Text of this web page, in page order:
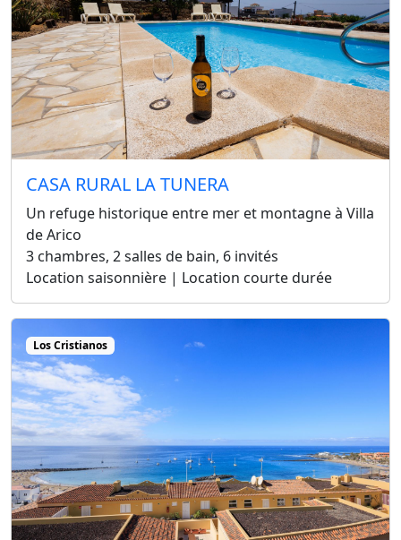
CASA RURAL LA TUNERA
Un refuge historique entre mer et montagne à Villa
de Arico
3 chambres, 2 salles de bain, 6 invités
Location saisonnière | Location courte durée
Los Cristianos